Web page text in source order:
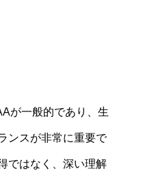
が一般的であり、生
ンスが非常に重要で
ではなく、深い理解